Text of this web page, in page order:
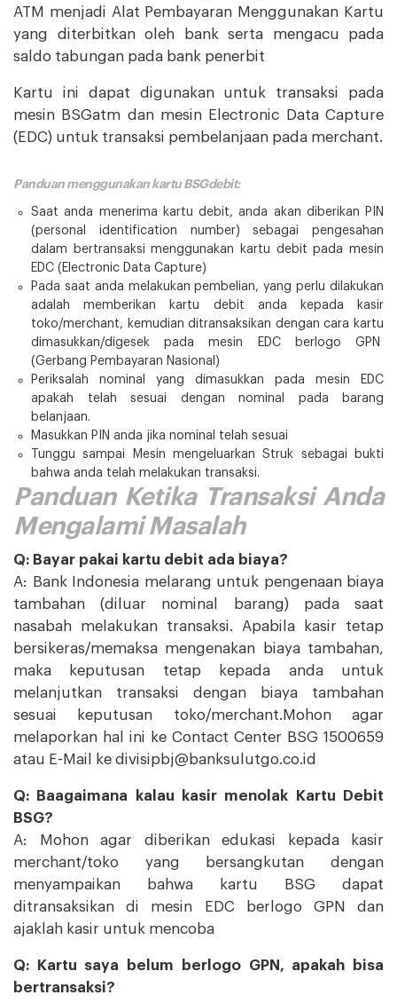
ATM menjadi Alat Pembayaran Menggunakan Kartu
yang diterbitkan oleh bank serta mengacu pada
saldo tabungan pada bank penerbit
Kartu ini dapat digunakan untuk transaksi pada
mesin BSGatm dan mesin Electronic Data Capture
(EDC) untuk transaksi pembelanjaan pada merchant.
Panduan menggunakan kartu BSGdebit:
Saat anda menerima kartu debit, anda akan diberikan PIN
(personal identification number) sebagai pengesahan
dalam bertransaksi menggunakan kartu debit pada mesin
EDC (Electronic Data Capture)
Pada saat anda melakukan pembelian, yang perlu dilakukan
adalah memberikan kartu debit anda kepada kasir
toko/merchant, kemudian ditransaksikan dengan cara kartu
dimasukkan/digesek pada mesin EDC berlogo GPN
(Gerbang Pembayaran Nasional)
Periksalah nominal yang dimasukkan pada mesin EDC
apakah telah sesuai dengan nominal pada barang
belanjaan.
Masukkan PIN anda jika nominal telah sesuai
Tunggu sampai Mesin mengeluarkan Struk sebagai bukti
bahwa anda telah melakukan transaksi.
Panduan Ketika Transaksi Anda
Mengalami Masalah
Q: Bayar pakai kartu debit ada biaya?
A: Bank Indonesia melarang untuk pengenaan biaya
tambahan (diluar nominal barang) pada saat
nasabah melakukan transaksi. Apabila kasir tetap
bersikeras/memaksa mengenakan biaya tambahan,
maka keputusan tetap kepada anda untuk
melanjutkan transaksi dengan biaya tambahan
sesuai keputusan toko/merchant.Mohon agar
melaporkan hal ini ke Contact Center BSG 1500659
atau E-Mail ke divisipbj@banksulutgo.co.id
Q: Baagaimana kalau kasir menolak Kartu Debit
BSG?
A: Mohon agar diberikan edukasi kepada kasir
merchant/toko yang bersangkutan dengan
menyampaikan bahwa kartu BSG dapat
ditransaksikan di mesin EDC berlogo GPN dan
ajaklah kasir untuk mencoba
Q: Kartu saya belum berlogo GPN, apakah bisa
bertransaksi?